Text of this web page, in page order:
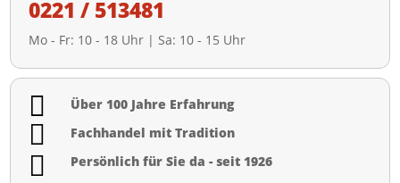
0221 / 513481
Mo - Fr: 10 - 18 Uhr | Sa: 10 - 15 Uhr
 Über 100 Jahre Erfahrung
 Fachhandel mit Tradition
 Persönlich für Sie da - seit 1926